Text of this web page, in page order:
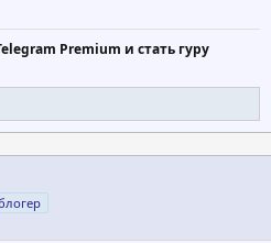
Premium и стать гуру